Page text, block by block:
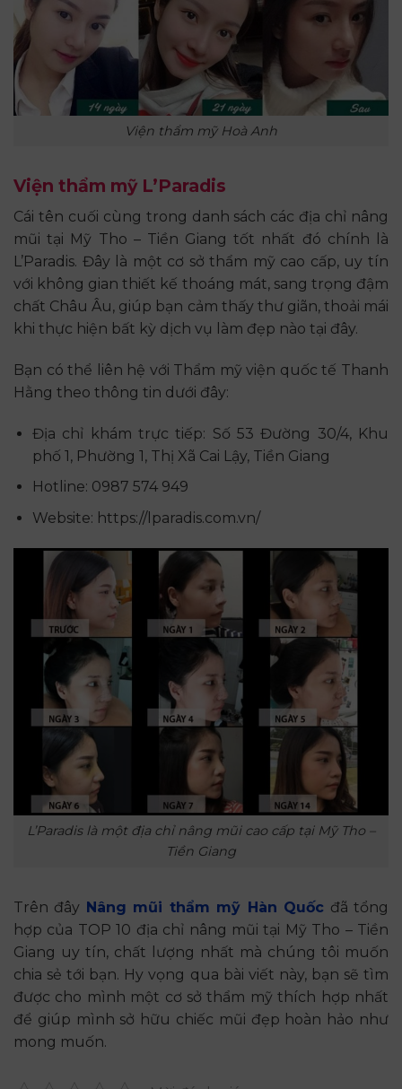
Viện thẩm mỹ Hoà Anh
Viện thẩm mỹ L’Paradis
Cái tên cuối cùng trong danh sách các địa chỉ nâng
mũi tại Mỹ Tho – Tiền Giang tốt nhất đó chính là
L’Paradis. Đây là một cơ sở thẩm mỹ cao cấp, uy tín
với không gian thiết kế thoáng mát, sang trọng đậm
chất Châu Âu, giúp bạn cảm thấy thư giãn, thoải mái
khi thực hiện bất kỳ dịch vụ làm đẹp nào tại đây.
Bạn có thể liên hệ với Thẩm mỹ viện quốc tế Thanh
Hằng theo thông tin dưới đây:
Địa chỉ khám trực tiếp: Số 53 Đường 30/4, Khu
phố 1, Phường 1, Thị Xã Cai Lậy, Tiền Giang
Hotline: 0987 574 949
Website: https://lparadis.com.vn/
L’Paradis là một địa chỉ nâng mũi cao cấp tại Mỹ Tho –
Tiền Giang
Trên đây Nâng mũi thẩm mỹ Hàn Quốc đã tổng
hợp của TOP 10 địa chỉ nâng mũi tại Mỹ Tho – Tiền
Giang uy tín, chất lượng nhất mà chúng tôi muốn
chia sẻ tới bạn. Hy vọng qua bài viết này, bạn sẽ tìm
được cho mình một cơ sở thẩm mỹ thích hợp nhất
để giúp mình sở hữu chiếc mũi đẹp hoàn hảo như
mong muốn.